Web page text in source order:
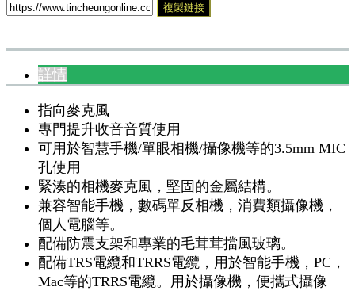
複製鏈接
詳情
指向麥克風
專門提升收音音質使用
可用於智慧手機/單眼相機/攝像機等的3.5mm MIC
孔使用
緊湊的相機麥克風，堅固的金屬結構。
兼容智能手機，數碼單反相機，消費類攝像機，
個人電腦等。
配備防震支架和專業的毛茸茸擋風玻璃。
配備TRS電纜和TRRS電纜，用於智能手機，PC，
Mac等的TRRS電纜。用於攝像機，便攜式攝像